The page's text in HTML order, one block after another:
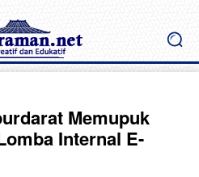
Memupuk
Internal E-